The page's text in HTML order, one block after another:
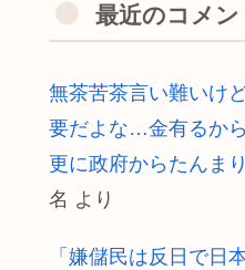
最近のコメン
無茶苦茶言い難いけ
要だよな…金有るか
更に政府からたんま
名 より
「嫌儲民は反日で